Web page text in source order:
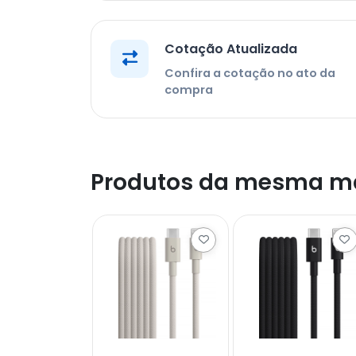
Cotação Atualizada
Confira a cotação no ato da
compra
Produtos da mesma